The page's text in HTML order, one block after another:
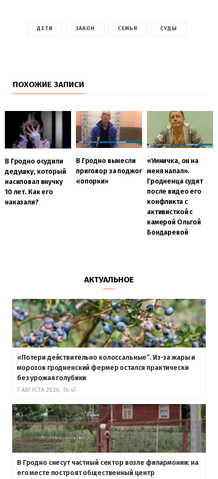
ДЕТИ ЗАКОН СЕМЬЯ СУДЫ
ПОХОЖИЕ ЗАПИСИ
В Гродно осудили
дедушку, который
насиловал внучку
10 лет. Как его
наказали?
В Гродно вынесли
приговор за поджог
«опорки»
«Умничка, он на
меня напал».
Гродненца судят
после видео его
конфликта с
активисткой с
камерой Ольгой
Бондаревой
АКТУАЛЬНОЕ
«Потери действительно колоссальные”. Из-за жары и
морозов гродненский фермер остался практически
без урожая голубики
7 АВГУСТА 2026, 16:47
В Гродно снесут частный сектор возле филармонии: на
его месте построят общественный центр